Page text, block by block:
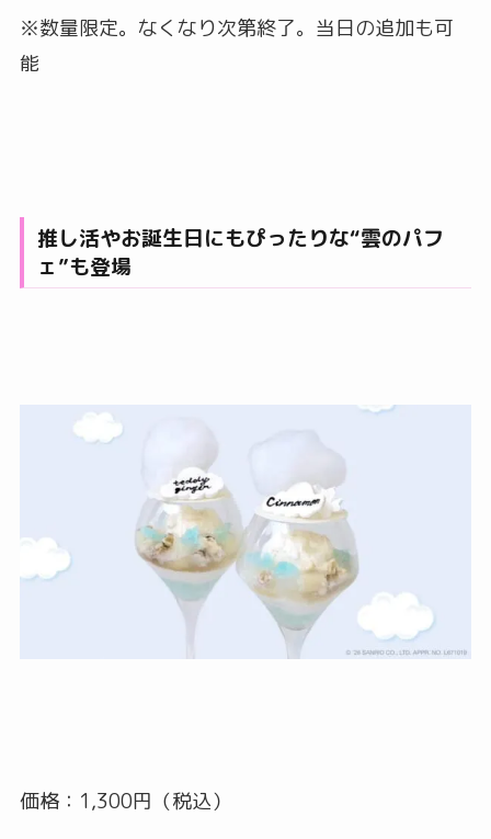
※数量限定。なくなり次第終了。当日の追加も可
能
推し活やお誕生日にもぴったりな“雲のパフ
ェ”も登場
価格：1,300円（税込）